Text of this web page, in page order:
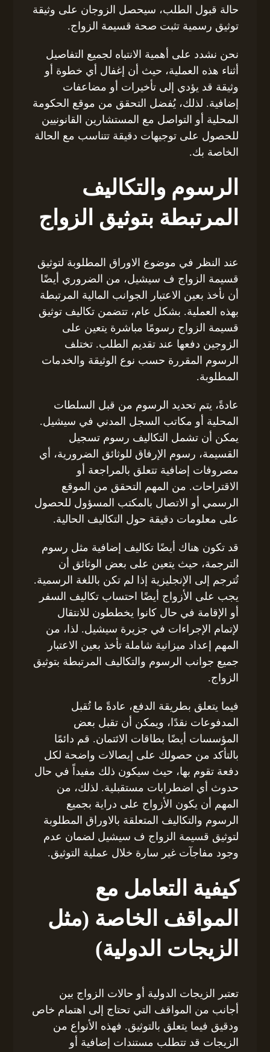
حالة قبول الطلب، سيحصل الزوجان على وثيقة
توثيق رسمية تثبت صحة قسيمة الزواج.
نحن نشدد على أهمية الانتباه لجميع التفاصيل
أثناء هذه العملية، حيث أن إغفال أي خطوة أو
وثيقة قد يؤدي إلى تأخيرات أو مضاعفات
إضافية. لذلك، يُفضل التحقق من موقع الحكومة
المحلية أو التواصل مع المستشارين القانونيين
للحصول على توجيهات دقيقة تتناسب مع الحالة
الخاصة بك.
الرسوم والتكاليف
المرتبطة بتوثيق الزواج
عند النظر في موضوع الاوراق المطلوبة لتوثيق
قسيمة الزواج ف سيشيل، من الضروري أيضًا
أن نأخذ بعين الاعتبار الجوانب المالية المرتبطة
بهذه العملية. بشكل عام، تتضمن تكاليف توثيق
قسيمة الزواج رسومًا مباشرة يتعين على
الزوجين دفعها عند تقديم الطلب. تختلف
الرسوم المقررة حسب نوع الوثيقة والخدمات
المطلوبة.
عادةً، يتم تحديد الرسوم من قبل السلطات
المحلية أو مكاتب السجل المدني في سيشيل.
يمكن أن تشمل التكاليف رسوم تسجيل
القسيمة، رسوم الإرفاق للوثائق الضرورية، أي
مصروفات إضافية تتعلق بالمراجعة أو
الاقتراحات. من المهم التحقق من الموقع
الرسمي أو الاتصال بالمكتب المسؤول للحصول
على معلومات دقيقة حول التكاليف الحالية.
قد تكون هناك أيضًا تكاليف إضافية مثل رسوم
الترجمة، حيث يتعين على بعض الوثائق أن
تُترجم إلى الإنجليزية إذا لم تكن باللغة الرسمية.
يجب على الأزواج أيضًا احتساب تكاليف السفر
أو الإقامة في حال كانوا يخططون للانتقال
لإتمام الإجراءات في جزيرة سيشيل. لذا، من
المهم إعداد ميزانية شاملة تأخذ بعين الاعتبار
جميع جوانب الرسوم والتكاليف المرتبطة بتوثيق
الزواج.
فيما يتعلق بطريقة الدفع، عادةً ما تُقبل
المدفوعات نقدًا، ويمكن أن تقبل بعض
المؤسسات أيضًا بطاقات الائتمان. قم دائمًا
بالتأكد من حصولك على إيصالات واضحة لكل
دفعة تقوم بها، حيث سيكون ذلك مفيداً في حال
حدوث أي اضطرابات مستقبلية. لذلك، من
المهم أن يكون الأزواج على دراية بجميع
الرسوم والتكاليف المتعلقة بالاوراق المطلوبة
لتوثيق قسيمة الزواج ف سيشيل لضمان عدم
وجود مفاجآت غير سارة خلال عملية التوثيق.
كيفية التعامل مع
المواقف الخاصة (مثل
الزيجات الدولية)
تعتبر الزيجات الدولية أو حالات الزواج بين
أجانب من المواقف التي تحتاج إلى اهتمام خاص
ودقيق فيما يتعلق بالتوثيق. فهذه الأنواع من
الزيجات قد تتطلب مستندات إضافية أو